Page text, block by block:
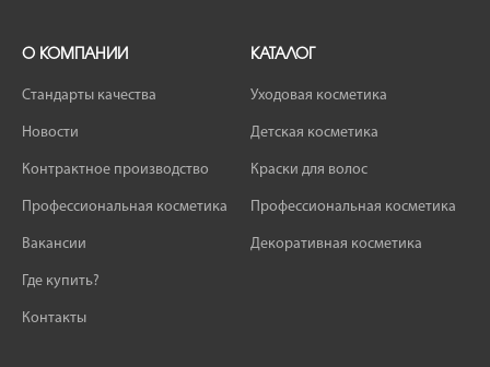
О КОМПАНИИ
Стандарты качества
Новости
Контрактное производство
Профессиональная косметика
Вакансии
Где купить?
Контакты
КАТАЛОГ
Уходовая косметика
Детская косметика
Краски для волос
Профессиональная косметика
Декоративная косметика